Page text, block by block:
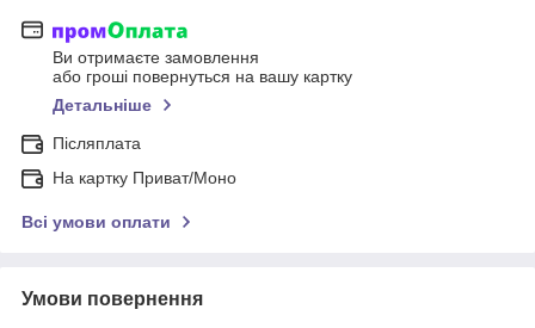
Ви отримаєте замовлення
або гроші повернуться на вашу картку
Детальніше
Післяплата
На картку Приват/Моно
Всі умови оплати
Умови повернення